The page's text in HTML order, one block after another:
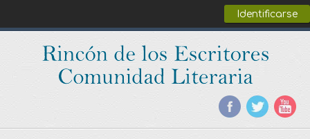
Identificarse